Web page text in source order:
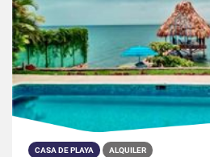
CASA DE PLAYA ALQUILER